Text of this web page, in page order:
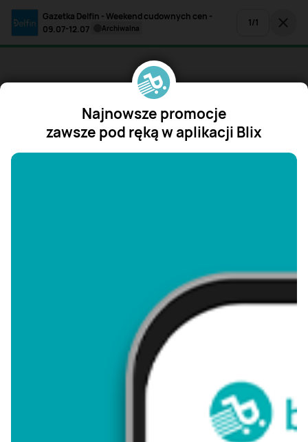
Gazetka Delfin - Weekend cudownych cen -
09.07-12.07
archiwalna 1/1
Najnowsze promocje
zawsze pod ręką w aplikacji Blix
"/>